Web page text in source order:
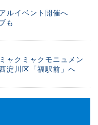
ルイベント開催へ
も
ャクミャクモニュメン
淀川区「福駅前」へ